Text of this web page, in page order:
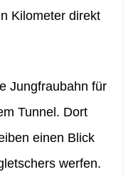
Kilometer direkt
Jungfraubahn für
Tunnel. Dort
einen Blick
werfen.